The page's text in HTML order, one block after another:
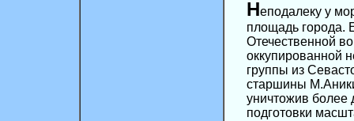
Неподалеку у
площадь города.
Отечественной
оккупированной
группы из
старшины
уничтожив более
подготовки